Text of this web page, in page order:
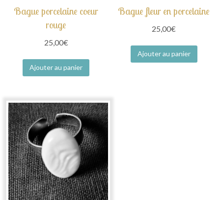
Bague porcelaine coeur
rouge
25,00€
Ajouter au panier
Bague fleur en porcelaine
25,00€
Ajouter au panier